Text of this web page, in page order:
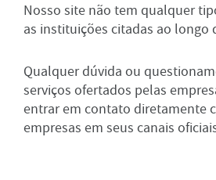
Nosso site não tem qualquer
as instituições citadas ao longo
Qualquer dúvida ou
serviços ofertados pelas
entrar em contato diretamente
empresas em seus canais